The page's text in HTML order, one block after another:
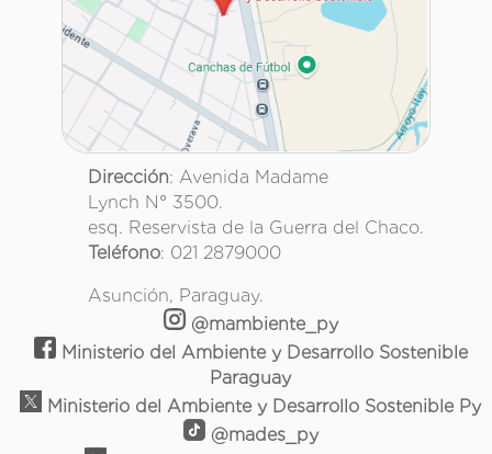
Dirección: Avenida Madame
Lynch N° 3500.
esq. Reservista de la Guerra del Chaco.
Teléfono: 021 2879000
Asunción, Paraguay.
@mambiente_py
Ministerio del Ambiente y Desarrollo Sostenible
Paraguay
Ministerio del Ambiente y Desarrollo Sostenible Py
@mades_py